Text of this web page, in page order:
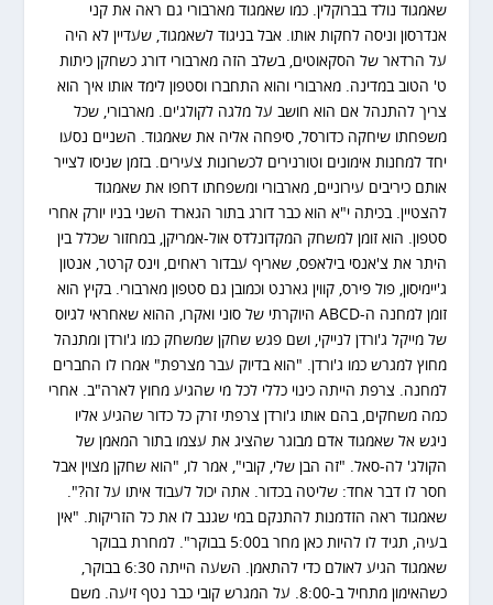
שאמגוד נולד בברוקלין. כמו שאמגוד מארבורי גם ראה את קני
אנדרסון וניסה לחקות אותו. אבל בניגוד לשאמגוד, שעדיין לא היה
על הרדאר של הסקאוטים, בשלב הזה מארבורי דורג כשחקן כיתות
ט' הטוב במדינה. מארבורי והוא התחברו וסטפון לימד אותו איך הוא
צריך להתנהל אם הוא חושב על מלגה לקולג'ים. מארבורי, שכל
משפחתו שיחקה כדורסל, סיפחה אליה את שאמגוד. השניים נסעו
יחד למחנות אימונים וטורנירים לכשרונות צעירים. בזמן שניסו לצייר
אותם כיריבים עירוניים, מארבורי ומשפחתו דחפו את שאמגוד
להצטיין. בכיתה י"א הוא כבר דורג בתור הגארד השני בניו יורק אחרי
סטפון. הוא זומן למשחק המקדונלדס אול-אמריקן, במחזור שכלל בין
היתר את צ'אנסי בילאפס, שאריף עבדור ראחים, וינס קרטר, אנטון
ג'יימיסון, פול פירס, קווין גארנט וכמובן גם סטפון מארבורי. בקיץ הוא
זומן למחנה ה-ABCD היוקרתי של סוני ואקרו, ההוא שאחראי לגיוס
של מייקל ג'ורדן לנייקי, ושם פגש שחקן שמשחק כמו ג'ורדן ומתנהל
מחוץ למגרש כמו ג'ורדן. "הוא בדיוק עבר מצרפת" אמרו לו החברים
למחנה. צרפת הייתה כינוי כללי לכל מי שהגיע מחוץ לארה"ב. אחרי
כמה משחקים, בהם אותו ג'ורדן צרפתי זרק כל כדור שהגיע אליו
ניגש אל שאמגוד אדם מבוגר שהציג את עצמו בתור המאמן של
הקולג' לה-סאל. "זה הבן שלי, קובי", אמר לו, "הוא שחקן מצוין אבל
חסר לו דבר אחד: שליטה בכדור. אתה יכול לעבוד איתו על זה?".
שאמגוד ראה הזדמנות להתנקם במי שגנב לו את כל הזריקות. "אין
בעיה, תגיד לו להיות כאן מחר ב5:00 בבוקר". למחרת בבוקר
שאמגוד הגיע לאולם כדי להתאמן. השעה הייתה 6:30 בבוקר,
כשהאימון מתחיל ב-8:00. על המגרש קובי כבר נטף זיעה. משם